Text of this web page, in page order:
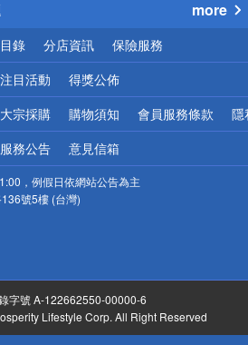
送
請小心！
more
錄 分店資訊 保險服務
注目活動 得獎公佈
大宗採購 購物須知 會員服務條款 隱
服務公告 意見信箱
，例假日依網站公告為主
號5樓 (台灣)
字號 A-122662550-00000-6
Lifestyle Corp. All Right Reserved